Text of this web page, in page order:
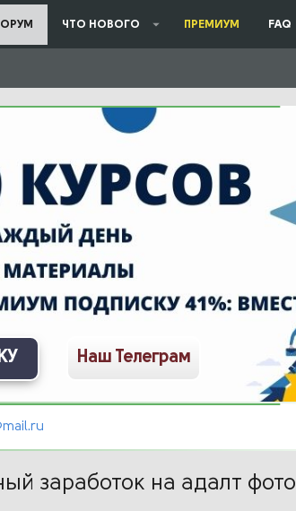
ЧТО НОВОГО ПРЕМИУМ FAQ
Наш Телеграм
заработок на адалт фото